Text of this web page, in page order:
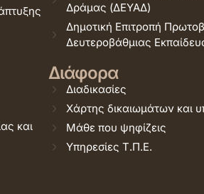
και
Δράμας (ΔΕΥΑΔ)
Δημοτική Επιτροπή
Δευτεροβάθμιας
Διάφορα
Διαδικασίες
Χάρτης δικαιωμάτων και
Μάθε που ψηφίζεις
Υπηρεσίες Τ.Π.Ε.